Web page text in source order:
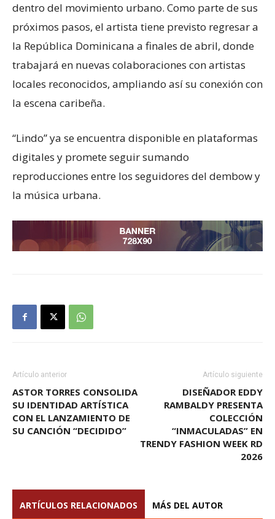
dentro del movimiento urbano. Como parte de sus
próximos pasos, el artista tiene previsto regresar a
la República Dominicana a finales de abril, donde
trabajará en nuevas colaboraciones con artistas
locales reconocidos, ampliando así su conexión con
la escena caribeña.
“Lindo” ya se encuentra disponible en plataformas
digitales y promete seguir sumando
reproducciones entre los seguidores del dembow y
la música urbana.
Artículo anterior
ASTOR TORRES CONSOLIDA
SU IDENTIDAD ARTÍSTICA
CON EL LANZAMIENTO DE
SU CANCIÓN “DECIDIDO”
Artículo siguiente
DISEÑADOR EDDY
RAMBALDY PRESENTA
COLECCIÓN
“INMACULADAS” EN
TRENDY FASHION WEEK RD
2026
ARTÍCULOS RELACIONADOS MÁS DEL AUTOR